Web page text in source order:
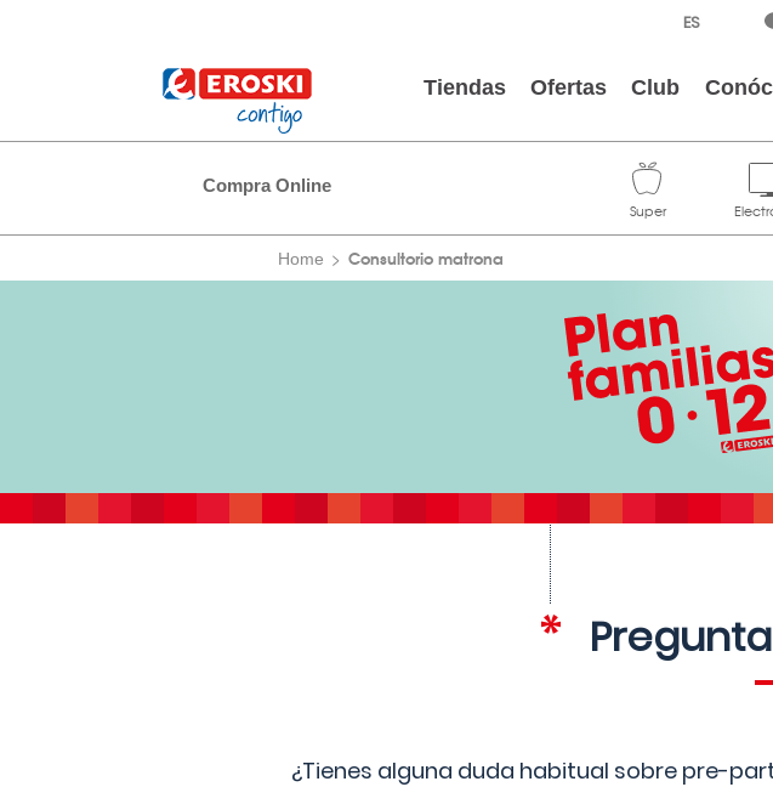
Tiendas Ofertas Club
Compra Online
Home Consultorio matrona
¿Tienes alguna duda habitual sobre pre-